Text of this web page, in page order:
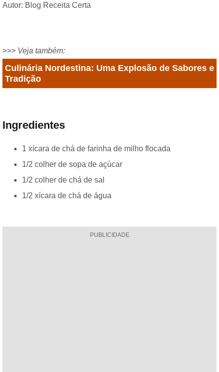
Autor: Blog Receita Certa
>>> Veja também:
Culinária Nordestina: Uma Explosão de Sabores e
Tradição
Ingredientes
1 xícara de chá de farinha de milho flocada
1/2 colher de sopa de açúcar
1/2 colher de chá de sal
1/2 xícara de chá de água
PUBLICIDADE